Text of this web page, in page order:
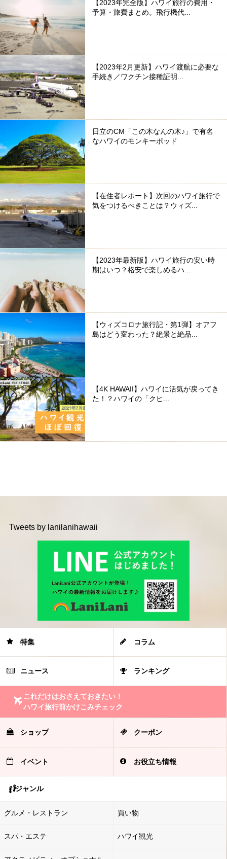
【2023年完全版】ハワイ旅行の費用・
予算・旅費まとめ。飛行機代...
【2023年2月更新】ハワイ渡航に必要な
手続き／ワクチン接種証明...
日立のCM「この木なんの木♪」で有名
なハワイのモンキーポッド
【在住者レポート】次回のハワイ旅行で
気をつけるべきことは？ウィズ...
【2023年最新版】ハワイ旅行の安い時
期はいつ？格安で楽しめるハ...
【ウィズコロナ旅行記・第1弾】オアフ
島はどう変わった？絶景と絶品...
【4K HAWAII】ハワイに活気が戻ってき
た！？ハワイの「クヒ...
Tweets by lanilanihawaii
特集 コラム
ニュース ランキング
これだけはおさえておきたい！
ハワイ旅行前かけこみチェック
ショップ クーポン
イベント お役立ち情報
ジャンル
グルメ・レストラン 買い物
スパ・エステ ハワイ観光